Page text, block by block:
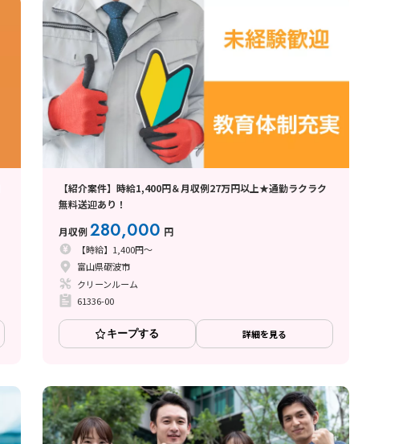
【紹介案件】時給1,400円＆月収例27万円以上★通勤ラクラク
無料送迎あり！
月収例280,000 円
【時給】1,400円～
富山県砺波市
クリーンルーム
61336-00
キープする 詳細を見る